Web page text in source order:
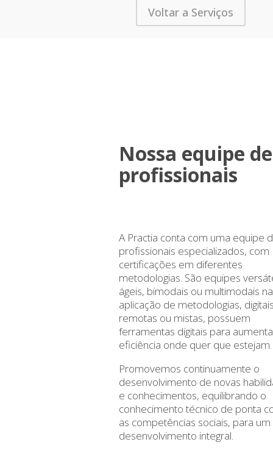
Voltar a Serviços
Nossa equipe de
profissionais
A Practia conta com uma equipe
profissionais especializados, com
certificações em diferentes
metodologias. São equipes
ágeis, bimodais ou multimodais na
aplicação de metodologias,
remotas ou mistas, possuem
ferramentas digitais para
eficiência onde quer que estejam.
Promovemos continuamente o
desenvolvimento de novas
e conhecimentos, equilibrando o
conhecimento técnico de ponta
as competências sociais, para um
desenvolvimento integral.